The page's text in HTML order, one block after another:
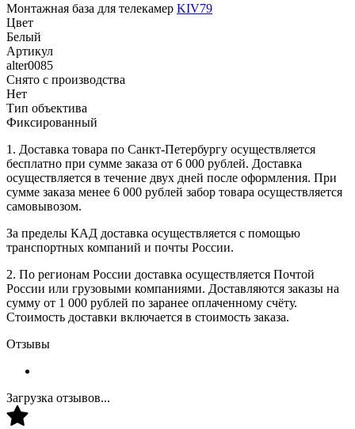
Монтажная база для телекамер KIV79
Цвет
Белый
Артикул
alter0085
Снято с производства
Нет
Тип объектива
Фиксированный
1. Доставка товара по Санкт-Петербургу осуществляется
бесплатно при сумме заказа от 6 000 рублей. Доставка
осуществляется в течение двух дней после оформления. При
сумме заказа менее 6 000 рублей забор товара осуществляется
самовывозом.
За пределы КАД доставка осуществляется с помощью
транспортных компаний и почты России.
2. По регионам России доставка осуществляется Почтой
России или грузовыми компаниями. Доставляются заказы на
сумму от 1 000 рублей по заранее оплаченному счёту.
Стоимость доставки включается в стоимость заказа.
Отзывы
Загрузка отзывов...